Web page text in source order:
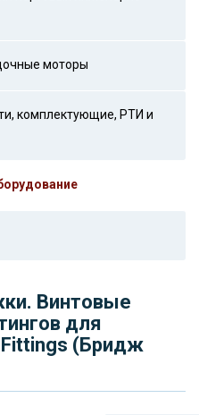
моторы
комплектующие, РТИ и
Винтовые
для
Fittings (Бридж